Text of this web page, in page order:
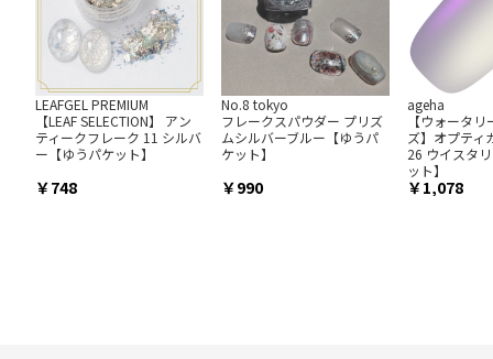
LEAFGEL PREMIUM
【LEAF SELECTION】 アン
ティークフレーク 11 シルバ
ー【ゆうパケット】
748
No.8 tokyo
フレークスパウダー プリズ
ムシルバーブルー【ゆうパ
ケット】
990
ageha
【ウォータ
ズ】オプティ
26 ウイスタ
ット】
1,078